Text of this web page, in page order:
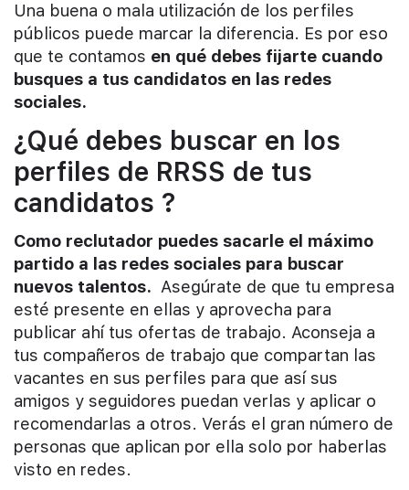
Una buena o mala utilización de los perfiles
públicos puede marcar la diferencia. Es por eso
que te contamos en qué debes fijarte cuando
busques a tus candidatos en las redes
sociales.
¿Qué debes buscar en los
perfiles de RRSS de tus
candidatos ?
Como reclutador puedes sacarle el máximo
partido a las redes sociales para buscar
nuevos talentos. Asegúrate de que tu empresa
esté presente en ellas y aprovecha para
publicar ahí tus ofertas de trabajo. Aconseja a
tus compañeros de trabajo que compartan las
vacantes en sus perfiles para que así sus
amigos y seguidores puedan verlas y aplicar o
recomendarlas a otros. Verás el gran número de
personas que aplican por ella solo por haberlas
visto en redes.